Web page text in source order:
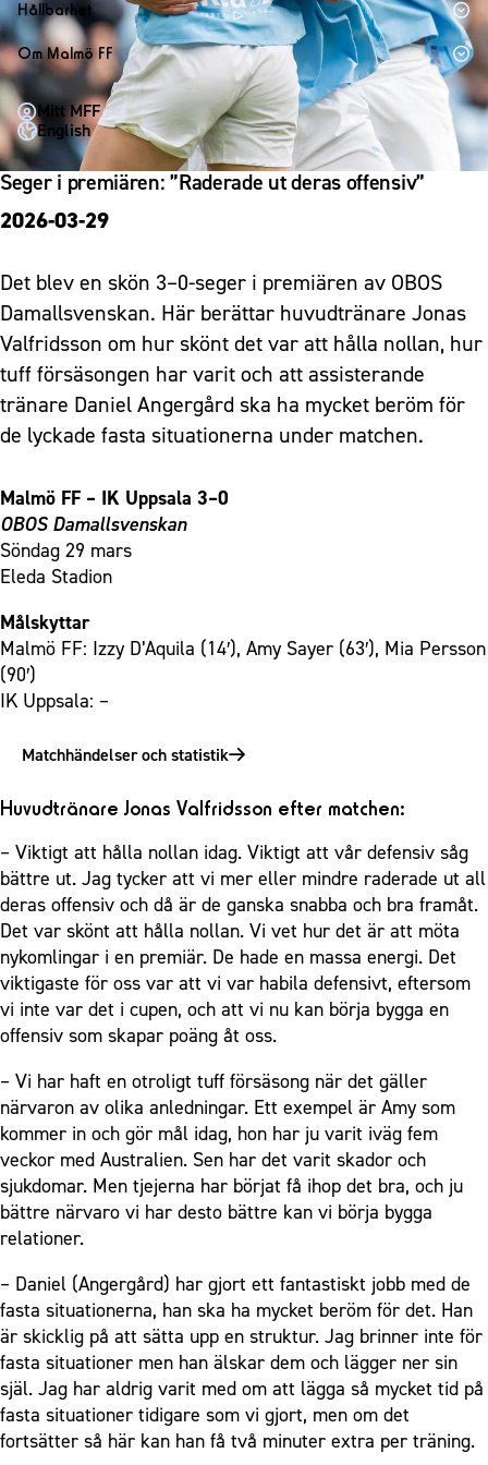
Fotbollsnätverket
P19
F19
P17
F17
Malmö Trophy
Partner dam
Matchdag på Eleda Stadion
MFF-museet & rundvandringar
Fest & Event
Konferens
Möte
Mässa
Sommarfest
Julshow
Vanliga frågor om 1910 Event
Hållbarhet
Hållbarhet
Himmelsblå framtid – en match för miljön
MFF i samhället
Laget för alla
Nattfotboll
Himmelsblå Tillsammans
Grundskolefotboll mot rasismer
Skolakademier
Fonder
Om Malmö FF
Om Malmö FF
Kontakt
Press och media
Historik – herrlaget
Historik – damlaget
Policydokument
Personuppgiftspolicy
Mitt MFF
English
Seger i premiären: ”Raderade ut deras offensiv”
2026-03-29
Det blev en skön 3–0-seger i premiären av OBOS
Damallsvenskan. Här berättar huvudtränare Jonas
Valfridsson om hur skönt det var att hålla nollan, hur
tuff försäsongen har varit och att assisterande
tränare Daniel Angergård ska ha mycket beröm för
de lyckade fasta situationerna under matchen.
Malmö FF – IK Uppsala 3–0
OBOS Damallsvenskan
Söndag 29 mars
Eleda Stadion
Målskyttar
Malmö FF: Izzy D’Aquila (14′), Amy Sayer (63′), Mia Persson
(90′)
IK Uppsala: –
Matchhändelser och statistik
Huvudtränare Jonas Valfridsson efter matchen:
– Viktigt att hålla nollan idag. Viktigt att vår defensiv såg
bättre ut. Jag tycker att vi mer eller mindre raderade ut all
deras offensiv och då är de ganska snabba och bra framåt.
Det var skönt att hålla nollan. Vi vet hur det är att möta
nykomlingar i en premiär. De hade en massa energi. Det
viktigaste för oss var att vi var habila defensivt, eftersom
vi inte var det i cupen, och att vi nu kan börja bygga en
offensiv som skapar poäng åt oss.
– Vi har haft en otroligt tuff försäsong när det gäller
närvaron av olika anledningar. Ett exempel är Amy som
kommer in och gör mål idag, hon har ju varit iväg fem
veckor med Australien. Sen har det varit skador och
sjukdomar. Men tjejerna har börjat få ihop det bra, och ju
bättre närvaro vi har desto bättre kan vi börja bygga
relationer.
– Daniel (Angergård) har gjort ett fantastiskt jobb med de
fasta situationerna, han ska ha mycket beröm för det. Han
är skicklig på att sätta upp en struktur. Jag brinner inte för
fasta situationer men han älskar dem och lägger ner sin
själ. Jag har aldrig varit med om att lägga så mycket tid på
fasta situationer tidigare som vi gjort, men om det
fortsätter så här kan han få två minuter extra per träning.